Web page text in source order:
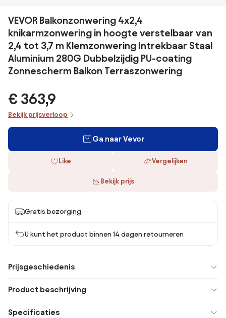
VEVOR Balkonzonwering 4x2,4
knikarmzonwering in hoogte verstelbaar van
2,4 tot 3,7 m Klemzonwering Intrekbaar Staal
Aluminium 280G Dubbelzijdig PU-coating
Zonnescherm Balkon Terraszonwering
€ 363,9
Bekijk prijsverloop
Ga naar Vevor
Like Vergelijken
Bekijk prijs
Gratis bezorging
U kunt het product binnen 14 dagen retourneren
Prijsgeschiedenis
Product beschrijving
Specificaties